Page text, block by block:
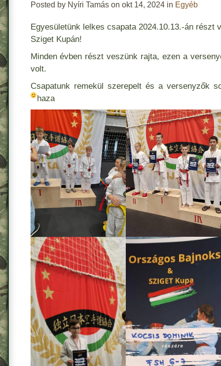
Posted by Nyíri Tamás on okt 14, 2024 in Egyéb
Egyesületünk lelkes csapata 2024.10.13.-án részt
Sziget Kupán!
Minden évben részt veszünk rajta, ezen a
volt.
Csapatunk remekül szerepelt és a versenyzők
haza